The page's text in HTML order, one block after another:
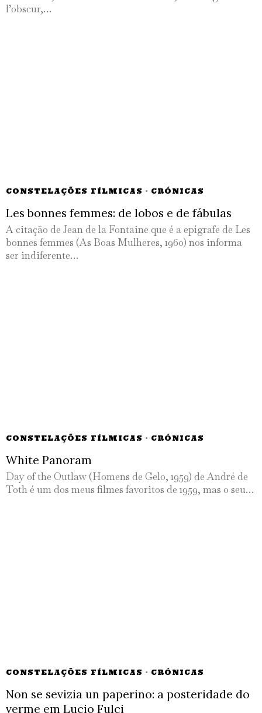
l’obscur,…
CONSTELAÇÕES FÍLMICAS · CRÓNICAS
Les bonnes femmes: de lobos e de fábulas
A citação de Jean de la Fontaine que é a epígrafe de Les
bonnes femmes (As Boas Mulheres, 1960) nos informa
ser indiferente…
CONSTELAÇÕES FÍLMICAS · CRÓNICAS
White Panoram
Day of the Outlaw (Homens de Gelo, 1959) de André de
Toth é um dos meus filmes favoritos de 1959, mas o seu…
CONSTELAÇÕES FÍLMICAS · CRÓNICAS
Non se sevizia un paperino: a posteridade do
verme em Lucio Fulci